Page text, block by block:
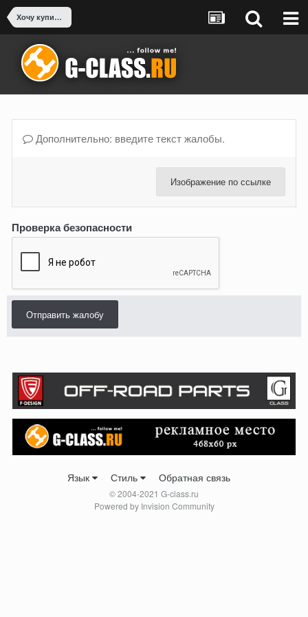
Хочу купить Гелендваген - есть вопросы
Дополнительно: введите текст жалобы.
Изображение по ссылке
Проверка безопасности
Отправить жалобу
Язык Стиль Обратная связь
© 2004-2021 G-class.ru
Powered by Invision Community